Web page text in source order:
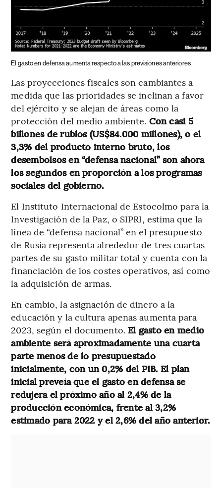
El gasto en defensa aumenta respecto a las previsiones anteriores
Las proyecciones fiscales son cambiantes a
medida que las prioridades se inclinan a favor
del ejército y se alejan de áreas como la
protección del medio ambiente. Con casi 5
billones de rublos (US$84.000 millones), o el
3,3% del producto interno bruto, los
desembolsos en “defensa nacional” son ahora
los segundos en proporción a los programas
sociales del gobierno.
El Instituto Internacional de Estocolmo para la
Investigación de la Paz, o SIPRI, estima que la
línea de “defensa nacional” en el presupuesto
de Rusia representa alrededor de tres cuartas
partes de su gasto militar total y cuenta con la
financiación de los costes operativos, así como
la adquisición de armas.
En cambio, la asignación de dinero a la
educación y la cultura apenas aumenta para
2023, según el documento. El gasto en medio
ambiente será aproximadamente una cuarta
parte menos de lo presupuestado
inicialmente, con un 0,2% del PIB. El plan
inicial preveía que el gasto en defensa se
redujera el próximo año al 2,4% de la
producción económica, frente al 3,2%
estimado para 2022 y el 2,6% del año anterior.